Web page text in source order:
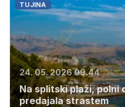
TUJINA
24. 05. 2026 09.44
Na splitski plaži, polni
predajala strastem